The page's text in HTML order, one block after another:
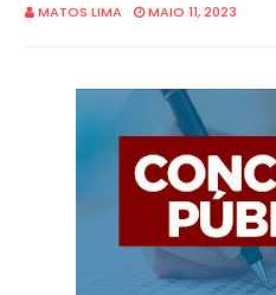
MATOS LIMA MAIO 11, 2023